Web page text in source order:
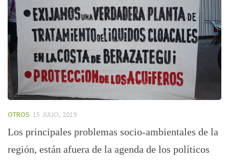
OTROS 15 JULIO, 2019
Los principales problemas socio-ambientales de la
región, están afuera de la agenda de los políticos